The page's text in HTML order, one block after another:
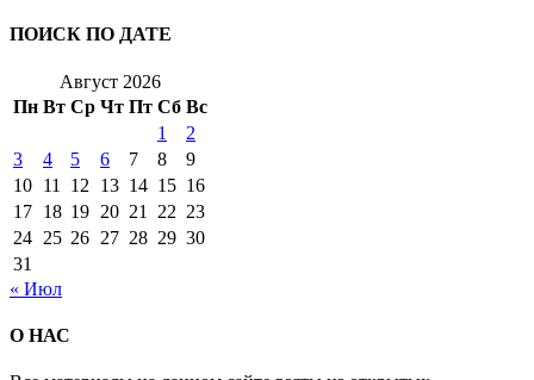
ПОИСК ПО ДАТЕ
Август 2026
Пн Вт Ср Чт Пт Сб Вс
1
2
3
4 5 6 7 8
9
10 11 12 13 14 15 16
17 18 19 20 21 22 23
24 25 26 27 28 29 30
31
« Июл
О НАС